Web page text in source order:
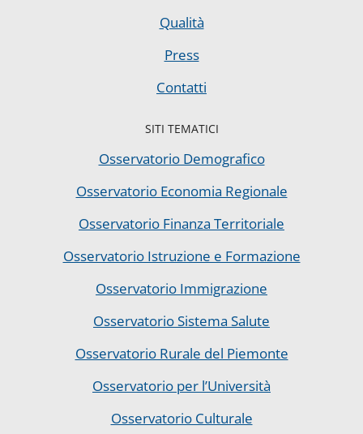
Qualità
Press
Contatti
SITI TEMATICI
Osservatorio Demografico
Osservatorio Economia Regionale
Osservatorio Finanza Territoriale
Osservatorio Istruzione e Formazione
Osservatorio Immigrazione
Osservatorio Sistema Salute
Osservatorio Rurale del Piemonte
Osservatorio per l’Università
Osservatorio Culturale